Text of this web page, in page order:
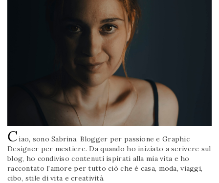
Ciao, sono Sabrina. Blogger per passione e Graphic
Designer per mestiere. Da quando ho iniziato a scrivere sul
blog, ho condiviso contenuti ispirati alla mia vita e ho
raccontato l'amore per tutto ciò che è casa, moda, viaggi,
cibo, stile di vita e creatività.